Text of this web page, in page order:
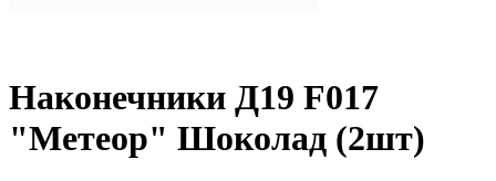
Наконечники Д19 F017
"Метеор" Шоколад (2шт)